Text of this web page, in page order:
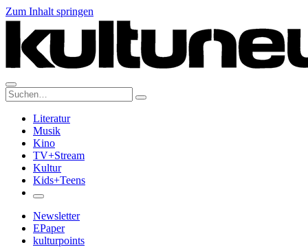
Zum Inhalt springen
Suche:
Literatur
Musik
Kino
TV+Stream
Kultur
Kids+Teens
Newsletter
EPaper
kulturpoints